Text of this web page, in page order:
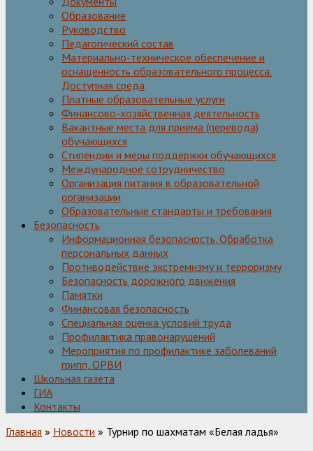
Образование
Руководство
Педагогический состав
Материально-техническое обеспечение и
оснащенность образовательного процесса.
Доступная среда
Платные образовательные услуги
Финансово-хозяйственная деятельность
Вакантные места для приёма (перевода)
обучающихся
Стипендии и меры поддержки обучающихся
Международное сотрудничество
Организация питания в образовательной
организации
Образовательные стандарты и требования
Безопасность
Информационная безопасность. Обработка
персональных данных
Противодействие экстремизму и терроризму
Безопасность дорожного движения
Памятки
Финансовая безопасность
Специальная оценка условий труда
Профилактика правонарушений
Мероприятия по профилактике заболеваний
грипп, ОРВИ
Школьная газета
ГИА
Контакты
Главная » Новости » Турнир по шахматам «Белая ладья»